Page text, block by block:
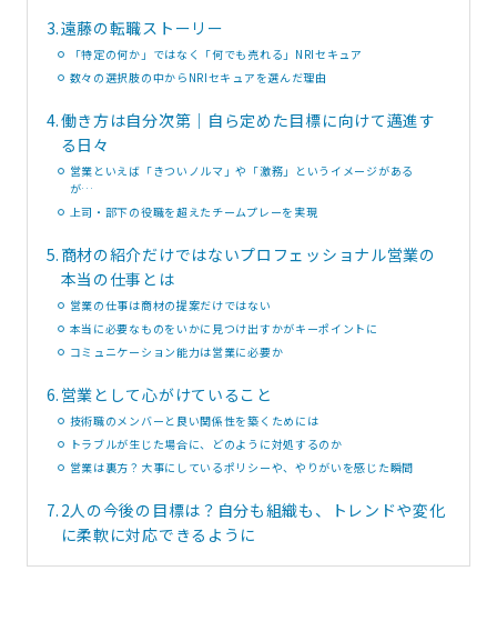
3.遠藤の転職ストーリー
「特定の何か」ではなく「何でも売れる」NRIセキュア
数々の選択肢の中からNRIセキュアを選んだ理由
4.働き方は自分次第｜自ら定めた目標に向けて邁進す
る日々
営業といえば「きついノルマ」や「激務」というイメージがある
が…
上司・部下の役職を超えたチームプレーを実現
5. 商材の紹介だけではないプロフェッショナル営業の
本当の仕事とは
営業の仕事は商材の提案だけではない
本当に必要なものをいかに見つけ出すかがキーポイントに
コミュニケーション能力は営業に必要か
6. 営業として心がけていること
技術職のメンバーと良い関係性を築くためには
トラブルが生じた場合に、どのように対処するのか
営業は裏方？大事にしているポリシーや、やりがいを感じた瞬間
7. 2人の今後の目標は？自分も組織も、トレンドや変化
に柔軟に対応できるように